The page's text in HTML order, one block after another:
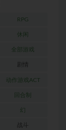
RPG
休闲
全部游戏
剧情
动作游戏ACT
回合制
幻
战斗